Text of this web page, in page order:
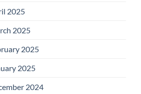
2025
2025
2025
2025
2024